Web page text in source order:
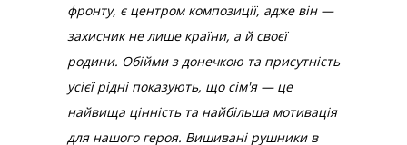
фронту, є центром композиції, адже він —
захисник не лише країни, а й своєї
родини. Обійми з донечкою та присутність
усієї рідні показують, що сім'я — це
найвища цінність та найбільша мотивація
для нашого героя. Вишивані рушники в